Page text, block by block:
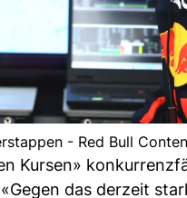
- Red Bull
Kursen»
das derzeit